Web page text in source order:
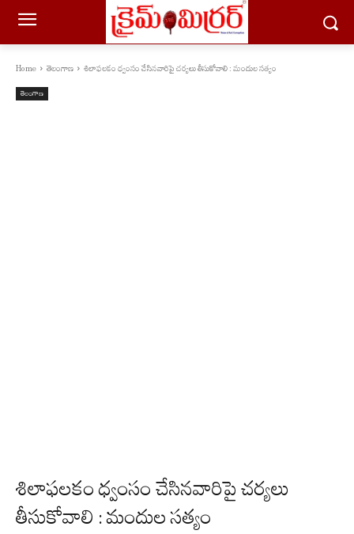
Home తెలంగాణ శిలాఫలకం ధ్వంసం చేసినవారిపై చర్యలు తీసుకోవాలి : మందుల సత్యం
తెలంగాణ
శిలాఫలకం ధ్వంసం చేసినవారిపై చర్యలు
తీసుకోవాలి : మందుల సత్యం